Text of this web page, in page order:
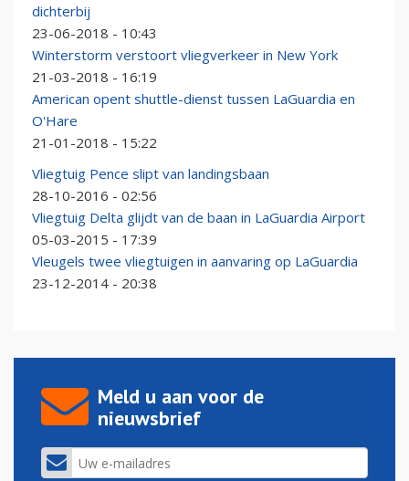
dichterbij
23-06-2018 - 10:43
Winterstorm verstoort vliegverkeer in New York
21-03-2018 - 16:19
American opent shuttle-dienst tussen LaGuardia en
O'Hare
21-01-2018 - 15:22
Vliegtuig Pence slipt van landingsbaan
28-10-2016 - 02:56
Vliegtuig Delta glijdt van de baan in LaGuardia Airport
05-03-2015 - 17:39
Vleugels twee vliegtuigen in aanvaring op LaGuardia
23-12-2014 - 20:38
Meld u aan voor de
nieuwsbrief